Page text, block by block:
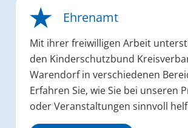
Ehrenamt
Mit ihrer freiwilligen Arbeit
den Kinderschutzbund
Warendorf in verschiedenen
Erfahren Sie, wie Sie bei unseren
oder Veranstaltungen sinnvoll